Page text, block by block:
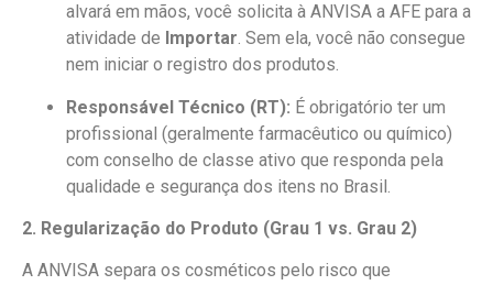
alvará em mãos, você solicita à ANVISA a AFE para a
atividade de Importar. Sem ela, você não consegue
nem iniciar o registro dos produtos.
Responsável Técnico (RT): É obrigatório ter um
profissional (geralmente farmacêutico ou químico)
com conselho de classe ativo que responda pela
qualidade e segurança dos itens no Brasil.
2. Regularização do Produto (Grau 1 vs. Grau 2)
A ANVISA separa os cosméticos pelo risco que